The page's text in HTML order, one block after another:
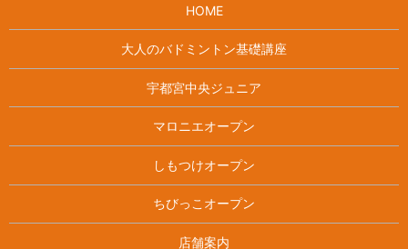
HOME
大人のバドミントン基礎講座
宇都宮中央ジュニア
マロニエオープン
しもつけオープン
ちびっこオープン
店舗案内